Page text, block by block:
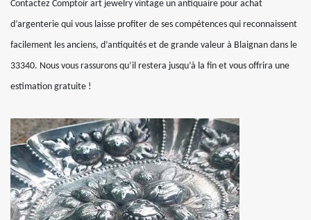
Contactez Comptoir art jewelry vintage un antiquaire pour achat
d’argenterie qui vous laisse profiter de ses compétences qui reconnaissent
facilement les anciens, d’antiquités et de grande valeur à Blaignan dans le
33340. Nous vous rassurons qu’il restera jusqu’à la fin et vous offrira une
estimation gratuite !